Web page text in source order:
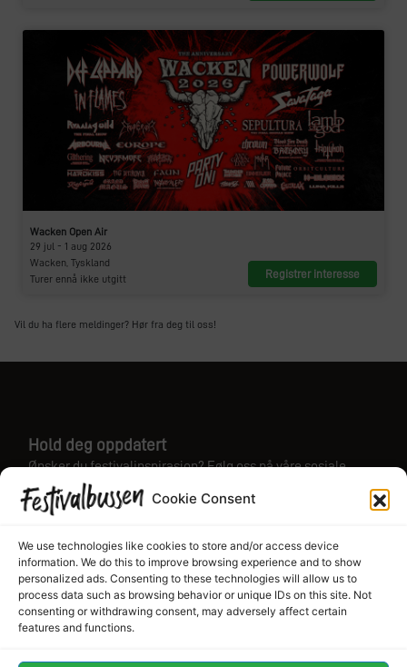
Cookie Consent
We use technologies like cookies to store and/or access device
information. We do this to improve browsing experience and to show
personalized ads. Consenting to these technologies will allow us to
process data such as browsing behavior or unique IDs on this site. Not
consenting or withdrawing consent, may adversely affect certain
features and functions.
Wacken Open Air
29 jul - 1 aug 2026
Wacken, Tyskland
Turer ennå ikke utgitt
Registrer interesse
Vil du ha flere meldinger? Hør fra deg til oss!
Hold deg oppdatert
Ønsker du festivalinspirasjon? Følg oss på våre sosiale
medier!
Facebook
For mer inspirasjon og tilbud abonner på vårt nyhetsbrev
E-post